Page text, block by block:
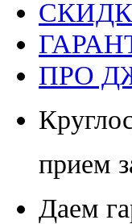
ПРО
прием
Даем